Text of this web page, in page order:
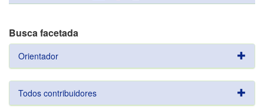
Busca facetada
Orientador
Todos contribuidores